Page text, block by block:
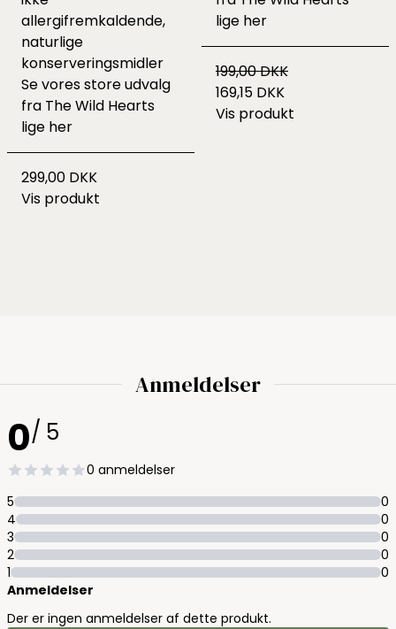
allergifremkaldende,
naturlige
konserveringsmidler
Se vores store udvalg
fra The Wild Hearts
lige her
299,00 DKK
Vis produkt
lige her
199,00 DKK
169,15 DKK
Vis produkt
Anmeldelser
0/ 5
0 anmeldelser
5
0
4
0
3
0
2
0
1
0
Anmeldelser
Der er ingen anmeldelser af dette produkt.